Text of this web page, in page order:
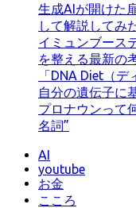
生成AIが開けた
して解説してみ
イミュンブース
を整える最新の
「DNA Diet（
自分の遺伝子に
プロナウンって
名詞”
AI
youtube
お金
こころ